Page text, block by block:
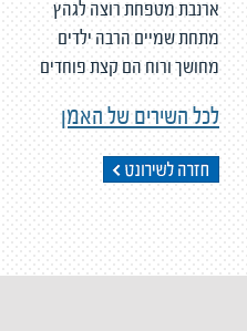
ארנבת מטפחת רוצה לגהץ
מתחת שמיים הרבה ילדים
מחושך ורוח הם קצת פוחדים
לכל השירים של האמן